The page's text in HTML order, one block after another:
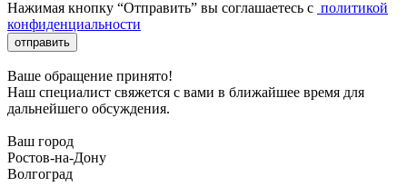
Нажимая кнопку “Отправить” вы соглашаетесь с политикой
конфиденциальности
отправить
Ваше обращение принято!
Наш специалист свяжется с вами в ближайшее время для
дальнейшего обсуждения.
Ваш город
Ростов-на-Дону
Волгоград